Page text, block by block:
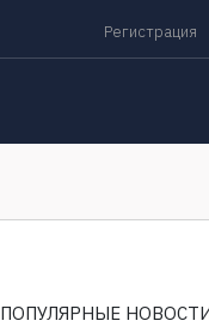
Регистрация
ПОПУЛЯРНЫЕ